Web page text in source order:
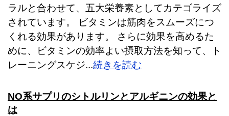
ラルと合わせて、五大栄養素としてカテゴライズ
されています。 ビタミンは筋肉をスムーズにつ
くれる効果があります。 さらに効果を高めるた
めに、ビタミンの効率よい摂取方法を知って、ト
レーニングスケジ...続きを読む
NO系サプリのシトルリンとアルギニンの効果と
は